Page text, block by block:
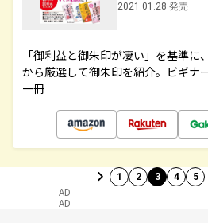
2021.01.28 発売
「御利益と御朱印が凄い」を基準
から厳選して御朱印を紹介。ビギナ
一冊
1 2 3 4 5
AD
AD